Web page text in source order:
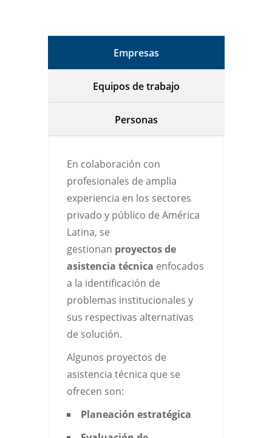
Empresas
Equipos de trabajo
Personas
En colaboración con
profesionales de amplia
experiencia en los sectores
privado y público de América
Latina, se
gestionan proyectos de
asistencia técnica enfocados
a la identificación de
problemas institucionales y
sus respectivas alternativas
de solución.
Algunos proyectos de
asistencia técnica que se
ofrecen son:
Planeación estratégica